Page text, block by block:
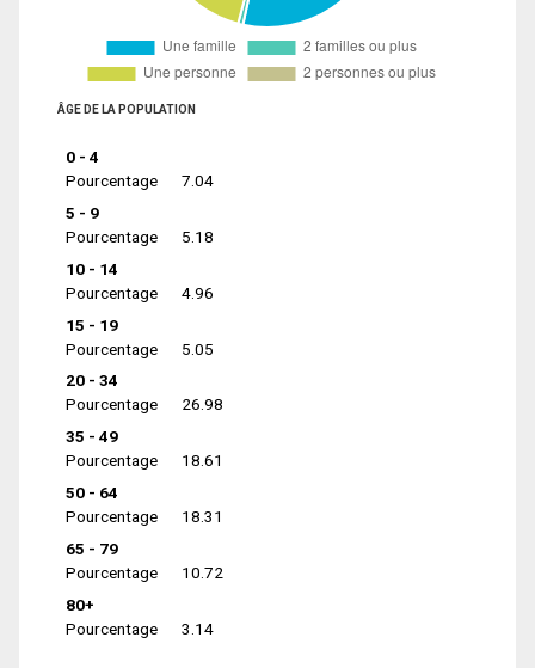
ÂGE DE LA POPULATION
0 - 4
Pourcentage
7.04
5 - 9
Pourcentage
5.18
10 - 14
Pourcentage
4.96
15 - 19
Pourcentage
5.05
20 - 34
Pourcentage
26.98
35 - 49
Pourcentage
18.61
50 - 64
Pourcentage
18.31
65 - 79
Pourcentage
10.72
80+
Pourcentage
3.14